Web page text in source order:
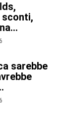
sconti,
sarebbe